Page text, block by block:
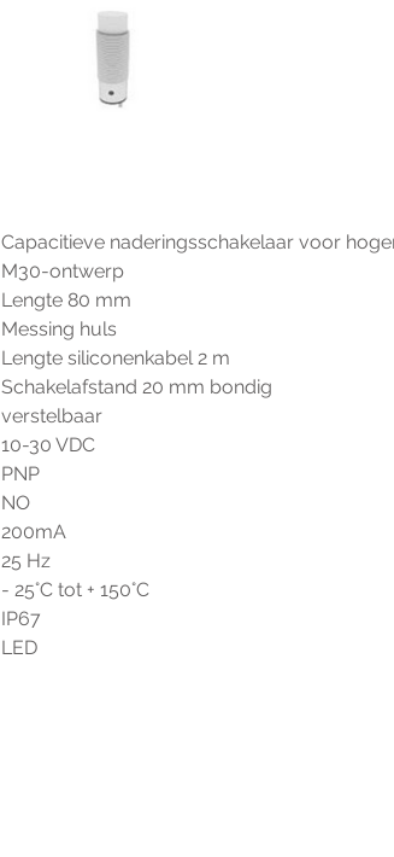
Capacitieve naderingsschakelaar voor
M30-ontwerp
Lengte 80 mm
Messing huls
Lengte siliconenkabel 2 m
Schakelafstand 20 mm bondig
verstelbaar
10-30 VDC
PNP
NO
200mA
25 Hz
- 25°C tot + 150°C
IP67
LED